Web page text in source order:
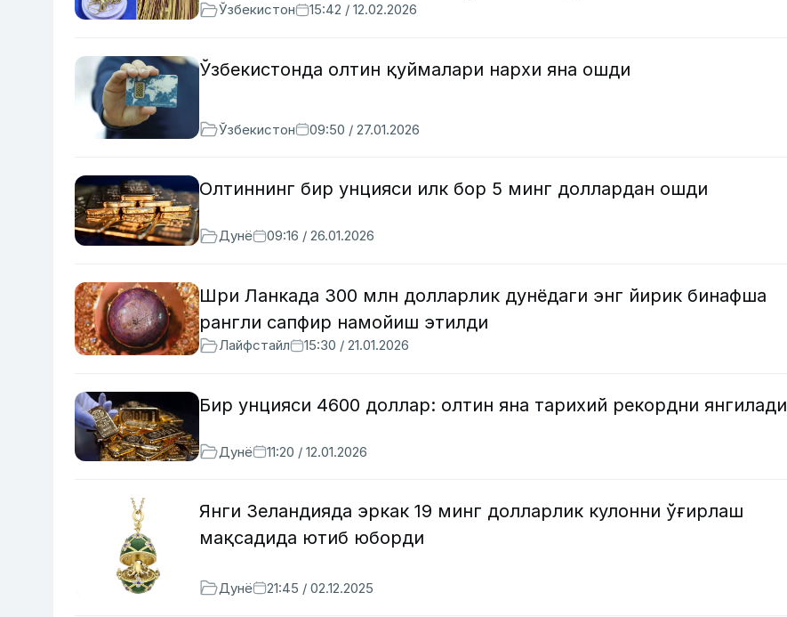
Ўзбекистон 15:42 / 12.02.2026
Ўзбекистонда олтин қуймалари нархи яна ошди
Ўзбекистон 09:50 / 27.01.2026
Олтиннинг бир унцияси илк бор 5 минг доллардан ошди
Дунё 09:16 / 26.01.2026
Шри Ланкада 300 млн долларлик дунёдаги энг йирик бинафша
рангли сапфир намойиш этилди
Лайфстайл 15:30 / 21.01.2026
Бир унцияси 4600 доллар: олтин яна тарихий рекордни янгилади
Дунё 11:20 / 12.01.2026
Янги Зеландияда эркак 19 минг долларлик кулонни ўғирлаш
мақсадида ютиб юборди
Дунё 21:45 / 02.12.2025